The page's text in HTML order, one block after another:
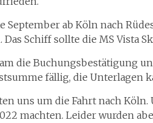
September ab Köln nach
Das Schiff sollte die MS Vista
die Buchungsbestätigung
fällig, die Unterlagen
uns um die Fahrt nach
machten. Leider wurden